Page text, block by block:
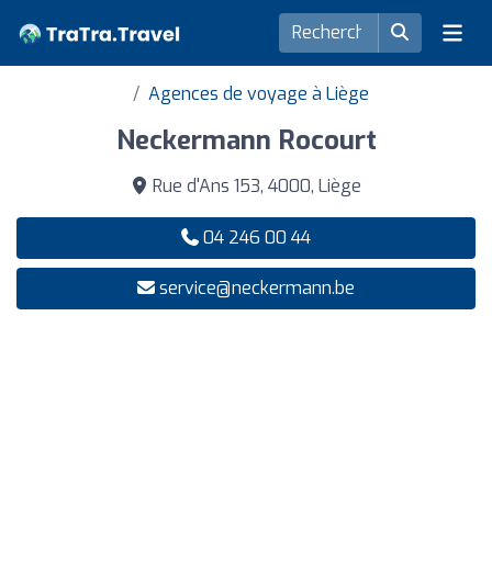
Agences de voyage à Liège
Neckermann Rocourt
Rue d'Ans 153, 4000, Liège
04 246 00 44
service@neckermann.be